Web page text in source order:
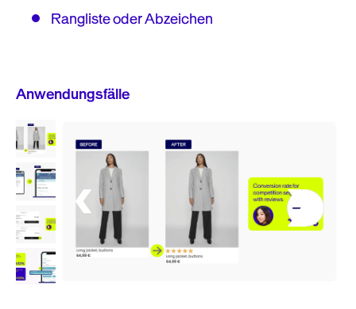
Rangliste oder Abzeichen
Anwendungsfälle